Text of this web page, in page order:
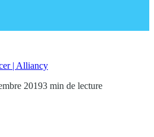
| Alliancy
20193 min de lecture